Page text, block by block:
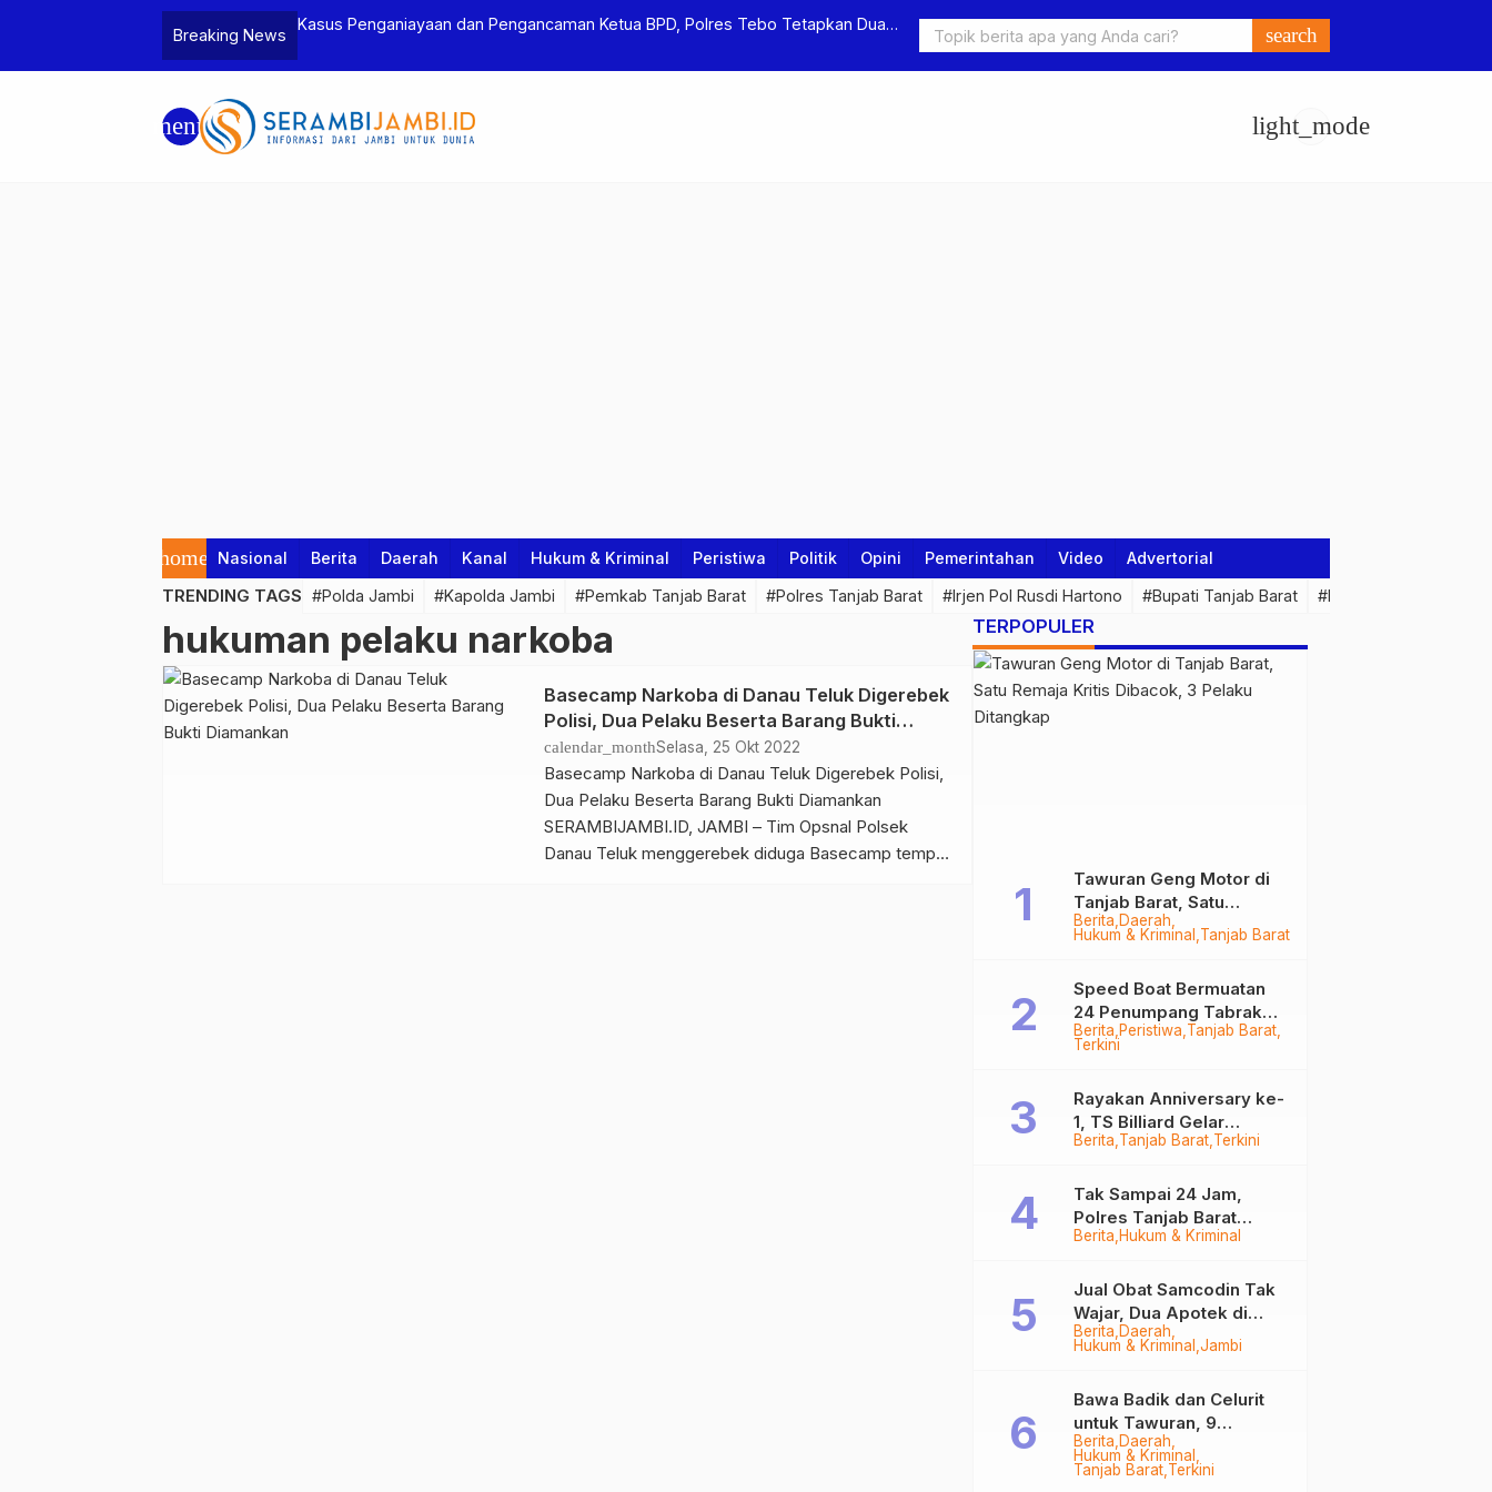
Breaking News
Kasus Penganiayaan dan Pengancaman Ketua BPD, Polres Tebo Tetapkan Dua
Polres Tebo Ungkap Kasus Pengeroyokan dan Penganiayaan, Dua Pelaku
Pengeroyokan di Sumay Ditahan
search
menu light_mode
home Nasional Berita Daerah Kanal Hukum & Kriminal Peristiwa Politik Opini Pemerintahan Video Advertorial
TRENDING TAGS #Polda Jambi #Kapolda Jambi #Pemkab Tanjab Barat #Polres Tanjab Barat #Irjen Pol Rusdi Hartono #Bupati Tanjab Barat #Pemprov Jambi
hukuman pelaku narkoba
Basecamp Narkoba di Danau Teluk Digerebek
Polisi, Dua Pelaku Beserta Barang Bukti
Diamankan
calendar_monthSelasa, 25 Okt 2022
Basecamp Narkoba di Danau Teluk Digerebek Polisi,
Dua Pelaku Beserta Barang Bukti Diamankan
SERAMBIJAMBI.ID, JAMBI – Tim Opsnal Polsek
Danau Teluk menggerebek diduga Basecamp tempat
TERPOPULER
Berita Daerah
Hukum & Kriminal Tanjab Barat
Tawuran Geng Motor di
Tanjab Barat, Satu
Remaja Kritis Dibacok, 3
Pelaku Ditangkap
Berita Peristiwa Tanjab Barat
Terkini
Speed Boat Bermuatan
24 Penumpang Tabrak
Togok di Kuala Tungkal,
Berita Tanjab Barat Terkini
Rayakan Anniversary ke-
1, TS Billiard Gelar
Turnamen 9 Ball
Berita Hukum & Kriminal
Tak Sampai 24 Jam,
Polres Tanjab Barat
Ringkus Komplotan
Tungkal
Berita Daerah
Hukum & Kriminal Jambi
Jual Obat Samcodin Tak
Wajar, Dua Apotek di
Tanjab Barat Disegel
Berita Daerah
Hukum & Kriminal
Tanjab Barat Terkini
Bawa Badik dan Celurit
untuk Tawuran, 9
Anggota Geng Motor di
Tanjab Barat Diringkus